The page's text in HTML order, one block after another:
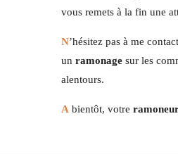
vous remets à la fin une
N’hésitez pas à me
un ramonage sur les
alentours.
A bientôt, votre